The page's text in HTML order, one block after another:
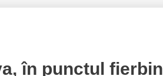
în punctul